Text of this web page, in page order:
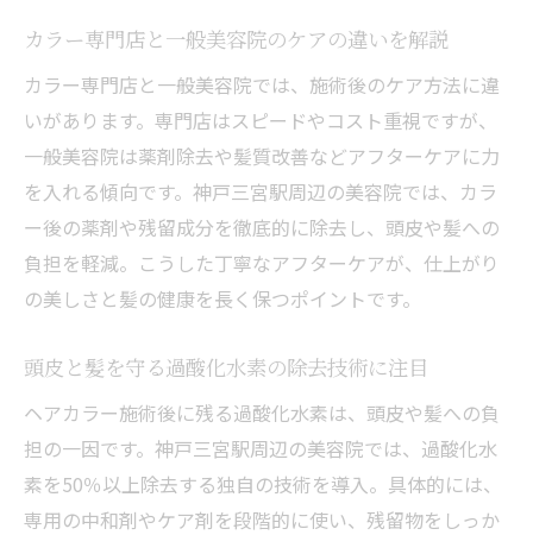
め
カラー専門店と一般美容院のケアの違いを解説
カラー専門店と一般美容院では、施術後のケア方法に違
いがあります。専門店はスピードやコスト重視ですが、
一般美容院は薬剤除去や髪質改善などアフターケアに力
を入れる傾向です。神戸三宮駅周辺の美容院では、カラ
ー後の薬剤や残留成分を徹底的に除去し、頭皮や髪への
負担を軽減。こうした丁寧なアフターケアが、仕上がり
の美しさと髪の健康を長く保つポイントです。
頭皮と髪を守る過酸化水素の除去技術に注目
ヘアカラー施術後に残る過酸化水素は、頭皮や髪への負
担の一因です。神戸三宮駅周辺の美容院では、過酸化水
素を50％以上除去する独自の技術を導入。具体的には、
専用の中和剤やケア剤を段階的に使い、残留物をしっか